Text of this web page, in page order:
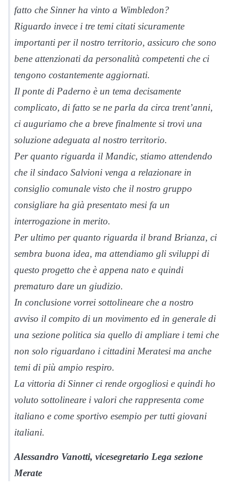
fatto che Sinner ha vinto a Wimbledon?
Riguardo invece i tre temi citati sicuramente
importanti per il nostro territorio, assicuro che sono
bene attenzionati da personalità competenti che ci
tengono costantemente aggiornati.
Il ponte di Paderno è un tema decisamente
complicato, di fatto se ne parla da circa trent’anni,
ci auguriamo che a breve finalmente si trovi una
soluzione adeguata al nostro territorio.
Per quanto riguarda il Mandic, stiamo attendendo
che il sindaco Salvioni venga a relazionare in
consiglio comunale visto che il nostro gruppo
consigliare ha già presentato mesi fa un
interrogazione in merito.
Per ultimo per quanto riguarda il brand Brianza, ci
sembra buona idea, ma attendiamo gli sviluppi di
questo progetto che è appena nato e quindi
prematuro dare un giudizio.
In conclusione vorrei sottolineare che a nostro
avviso il compito di un movimento ed in generale di
una sezione politica sia quello di ampliare i temi che
non solo riguardano i cittadini Meratesi ma anche
temi di più ampio respiro.
La vittoria di Sinner ci rende orgogliosi e quindi ho
voluto sottolineare i valori che rappresenta come
italiano e come sportivo esempio per tutti giovani
italiani.
Alessandro Vanotti, vicesegretario Lega sezione
Merate